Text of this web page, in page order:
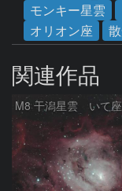
モンキー星雲
オリオン座
関連作品
M8 干潟星雲 いて座